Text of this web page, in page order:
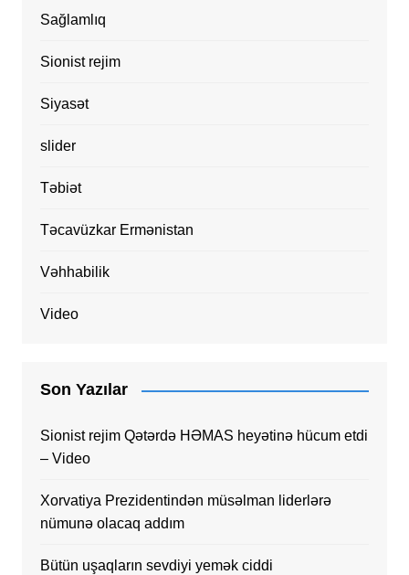
Sağlamlıq
Sionist rejim
Siyasət
slider
Təbiət
Təcavüzkar Ermənistan
Vəhhabilik
Video
Son Yazılar
Sionist rejim Qətərdə HƏMAS heyətinə hücum etdi
– Video
Xorvatiya Prezidentindən müsəlman liderlərə
nümunə olacaq addım
Bütün uşaqların sevdiyi yemək ciddi